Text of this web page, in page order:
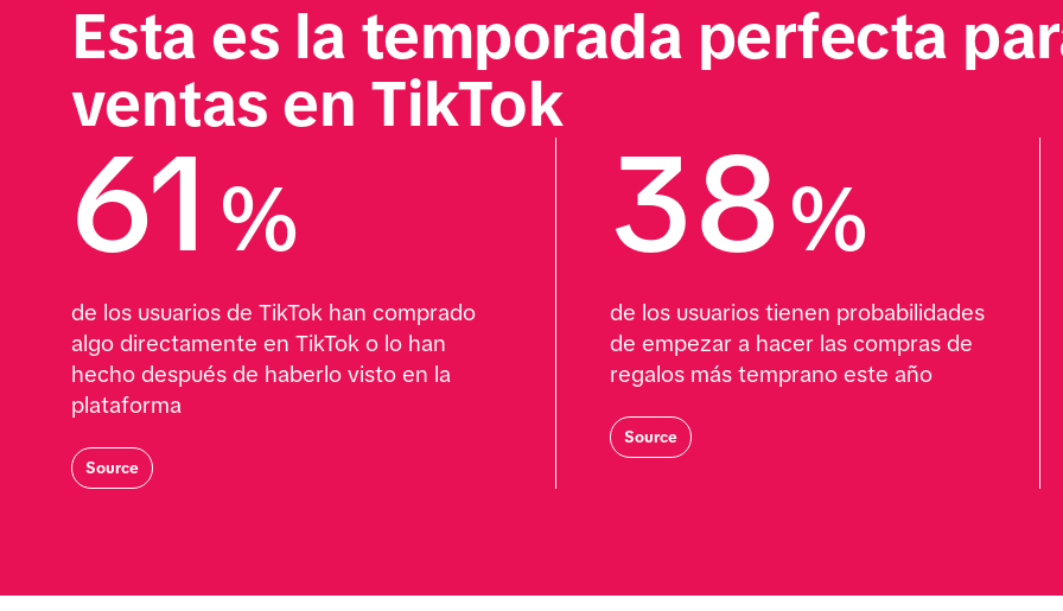
Esta es la temporada perfecta
ventas en TikTok
61 %
de los usuarios de TikTok han comprado
algo directamente en TikTok o lo han
hecho después de haberlo visto en la
plataforma
Source
38%
de los usuarios tienen probabilidades
de empezar a hacer las compras de
regalos más temprano este año
Source